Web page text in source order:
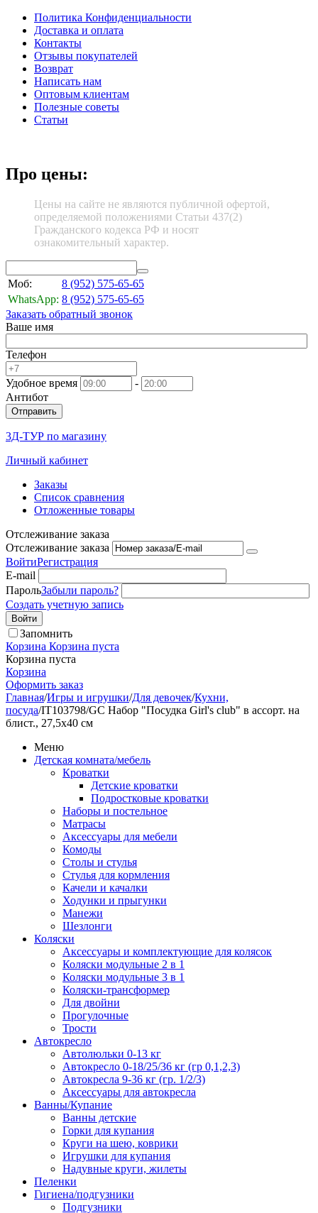
Политика Конфиденциальности
Доставка и оплата
Контакты
Отзывы покупателей
Возврат
Написать нам
Оптовым клиентам
Полезные советы
Статьи
Про цены:
Цены на сайте не являются публичной офертой,
определяемой положениями Статьи 437(2)
Гражданского кодекса РФ и носят
ознакомительный характер.
Моб: 8 (952) 575-65-65
WhatsApp: 8 (952) 575-65-65
Заказать обратный звонок
Ваше имя
Телефон
Удобное время
-
Антибот
Отправить
3Д-ТУР по магазину
Личный кабинет
Заказы
Список сравнения
Отложенные товары
Отслеживание заказа
Отслеживание заказа
ВойтиРегистрация
E-mail
ПарольЗабыли пароль?
Создать учетную запись
Войти
Запомнить
Корзина Корзина пуста
Корзина пуста
Корзина
Оформить заказ
Главная/Игры и игрушки/Для девочек/Кухни,
посуда/IT103798/GC Набор "Посудка Girl's club" в ассорт. на
блист., 27,5х40 см
Меню
Детская комната/мебель
Кроватки
Детские кроватки
Подростковые кроватки
Наборы и постельное
Матрасы
Аксессуары для мебели
Комоды
Столы и стулья
Стулья для кормления
Качели и качалки
Ходунки и прыгунки
Манежи
Шезлонги
Коляски
Аксессуары и комплектующие для колясок
Коляски модульные 2 в 1
Коляски модульные 3 в 1
Коляски-трансформер
Для двойни
Прогулочные
Трости
Автокресло
Автолюльки 0-13 кг
Автокресло 0-18/25/36 кг (гр 0,1,2,3)
Автокресла 9-36 кг (гр. 1/2/3)
Аксессуары для автокресла
Ванны/Купание
Ванны детские
Горки для купания
Круги на шею, коврики
Игрушки для купания
Надувные круги, жилеты
Пеленки
Гигиена/подгузники
Подгузники